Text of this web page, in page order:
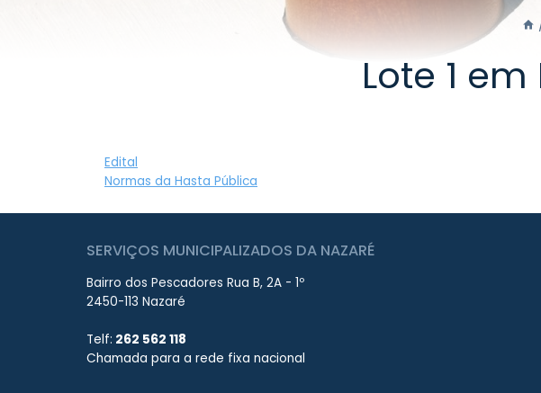
Lote 1
Edital
Normas da Hasta Pública
SERVIÇOS MUNICIPALIZADOS DA NAZARÉ
Bairro dos Pescadores Rua B, 2A - 1º
2450-113 Nazaré
Telf: 262 562 118
Chamada para a rede fixa nacional